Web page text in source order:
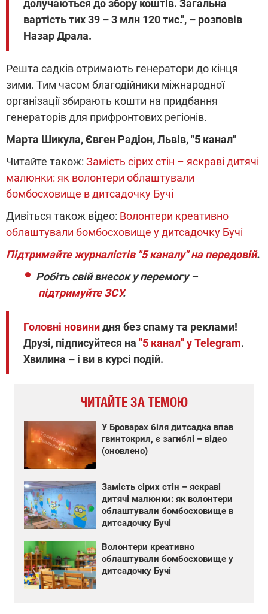
долучаються до збору коштів. Загальна
вартість тих 39 – 3 млн 120 тис.", – розповів
Назар Драла.
Решта садків отримають генератори до кінця
зими. Тим часом благодійники міжнародної
організації збирають кошти на придбання
генераторів для прифронтових регіонів.
Марта Шикула, Євген Радіон, Львів, "5 канал"
Читайте також: Замість сірих стін – яскраві дитячі
малюнки: як волонтери облаштували
бомбосховище в дитсадочку Бучі
Дивіться також відео: Волонтери креативно
облаштували бомбосховище у дитсадочку Бучі
Підтримайте журналістів "5 каналу" на передовій.
Робіть свій внесок у перемогу –
підтримуйте ЗСУ.
Головні новинидня без спаму та реклами!
Друзі, підписуйтеся на "5 канал" у Telegram.
Хвилина – і ви в курсі подій.
ЧИТАЙТЕ ЗА ТЕМОЮ
У Броварах біля дитсадка впав
гвинтокрил, є загиблі – відео
(оновлено)
Замість сірих стін – яскраві
дитячі малюнки: як волонтери
облаштували бомбосховище в
дитсадочку Бучі
Волонтери креативно
облаштували бомбосховище у
дитсадочку Бучі